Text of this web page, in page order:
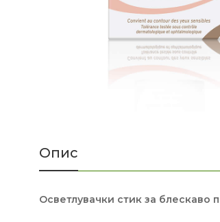
Опис
Осветлувачки стик за блескаво